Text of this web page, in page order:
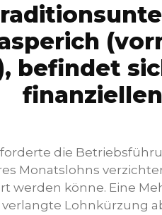
befindet
die
Monatslohns
werden könne. Eine
Lohnkürzung